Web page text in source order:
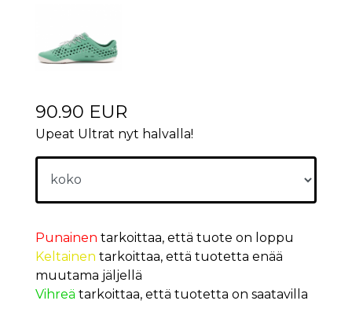
90.90 EUR
Upeat Ultrat nyt halvalla!
Punainen tarkoittaa, että tuote on loppu
Keltainen tarkoittaa, että tuotetta enää
muutama jäljellä
Vihreä tarkoittaa, että tuotetta on saatavilla